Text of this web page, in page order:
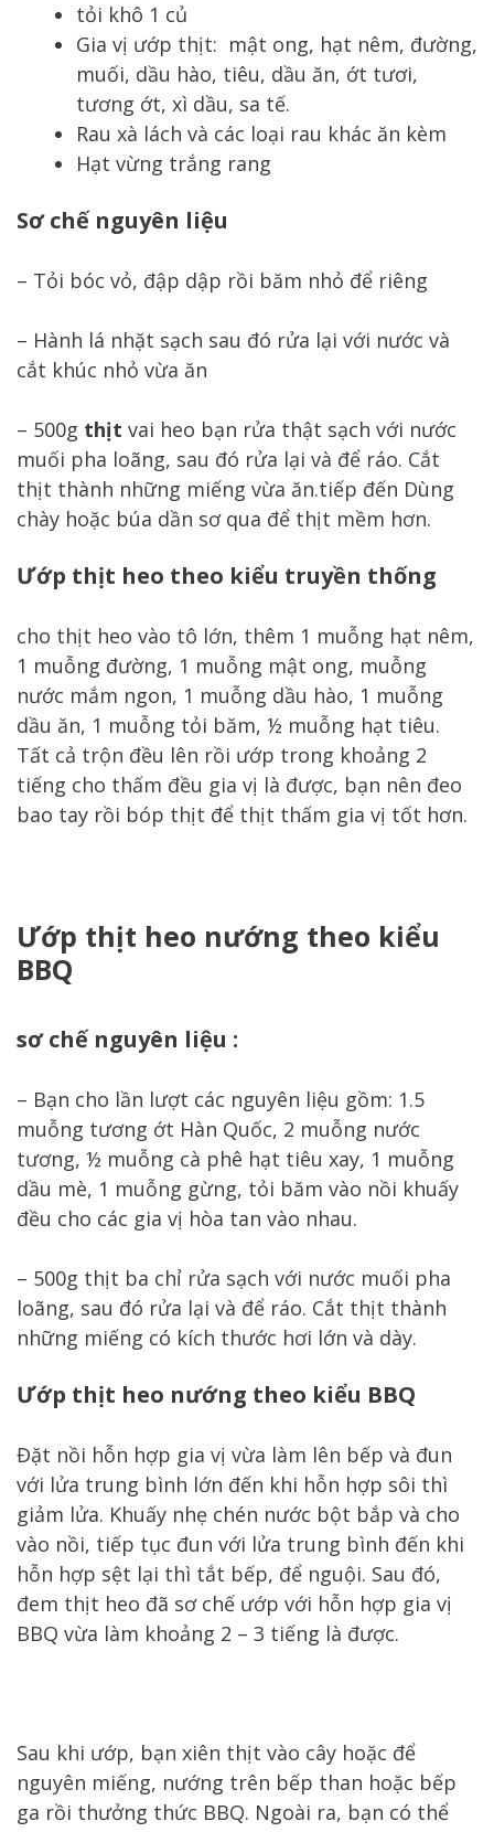
tỏi khô 1 củ
Gia vị ướp thịt: mật ong, hạt nêm, đường,
muối, dầu hào, tiêu, dầu ăn, ớt tươi,
tương ớt, xì dầu, sa tế.
Rau xà lách và các loại rau khác ăn kèm
Hạt vừng trắng rang
Sơ chế nguyên liệu
– Tỏi bóc vỏ, đập dập rồi băm nhỏ để riêng
– Hành lá nhặt sạch sau đó rửa lại với nước và
cắt khúc nhỏ vừa ăn
– 500g thịt vai heo bạn rửa thật sạch với nước
muối pha loãng, sau đó rửa lại và để ráo. Cắt
thịt thành những miếng vừa ăn.tiếp đến Dùng
chày hoặc búa dần sơ qua để thịt mềm hơn.
Ướp thịt heo theo kiểu truyền thống
cho thịt heo vào tô lớn, thêm 1 muỗng hạt nêm,
1 muỗng đường, 1 muỗng mật ong, muỗng
nước mắm ngon, 1 muỗng dầu hào, 1 muỗng
dầu ăn, 1 muỗng tỏi băm, ½ muỗng hạt tiêu.
Tất cả trộn đều lên rồi ướp trong khoảng 2
tiếng cho thấm đều gia vị là được, bạn nên đeo
bao tay rồi bóp thịt để thịt thấm gia vị tốt hơn.
Ướp thịt heo nướng theo kiểu
BBQ
sơ chế nguyên liệu :
– Bạn cho lần lượt các nguyên liệu gồm: 1.5
muỗng tương ớt Hàn Quốc, 2 muỗng nước
tương, ½ muỗng cà phê hạt tiêu xay, 1 muỗng
dầu mè, 1 muỗng gừng, tỏi băm vào nồi khuấy
đều cho các gia vị hòa tan vào nhau.
– 500g thịt ba chỉ rửa sạch với nước muối pha
loãng, sau đó rửa lại và để ráo. Cắt thịt thành
những miếng có kích thước hơi lớn và dày.
Ướp thịt heo nướng theo kiểu BBQ
Đặt nồi hỗn hợp gia vị vừa làm lên bếp và đun
với lửa trung bình lớn đến khi hỗn hợp sôi thì
giảm lửa. Khuấy nhẹ chén nước bột bắp và cho
vào nồi, tiếp tục đun với lửa trung bình đến khi
hỗn hợp sệt lại thì tắt bếp, để nguội. Sau đó,
đem thịt heo đã sơ chế ướp với hỗn hợp gia vị
BBQ vừa làm khoảng 2 – 3 tiếng là được.
Sau khi ướp, bạn xiên thịt vào cây hoặc để
nguyên miếng, nướng trên bếp than hoặc bếp
ga rồi thưởng thức BBQ. Ngoài ra, bạn có thể